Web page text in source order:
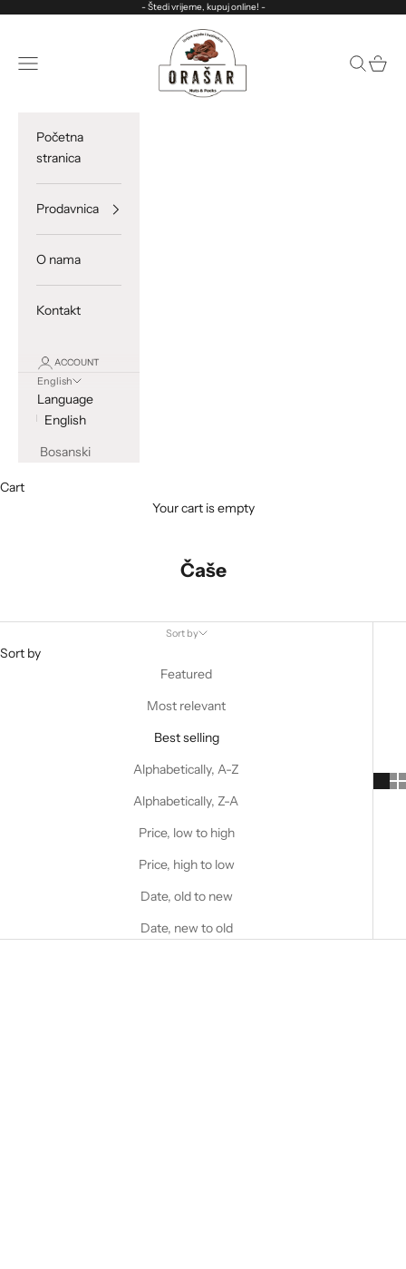
- Štedi vrijeme, kupuj online! -
ORASAR
Open navigation menu
OpenOpen
Početna
stranica
Prodavnica
O nama
Kontakt
ACCOUNT
English
Language
English
Bosanski
Cart
Your cart is empty
Čaše
Sort by
Sort by
Featured
Most relevant
Best selling
Alphabetically, A-Z
Alphabetically, Z-A
Price, low to high
Price, high to low
Date, old to new
Date, new to old